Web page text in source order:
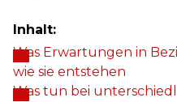
Inhalt:
Was Erwartungen in
wie sie entstehen
Was tun bei